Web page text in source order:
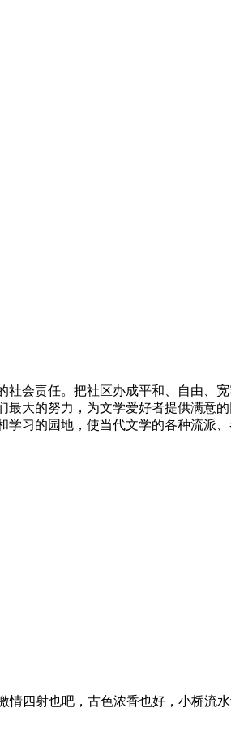
会责任。把社区办成平和、自由、
大的努力，为文学爱好者提供满意
习的园地，使当代文学的各种流派
四射也吧，古色浓香也好，小桥流